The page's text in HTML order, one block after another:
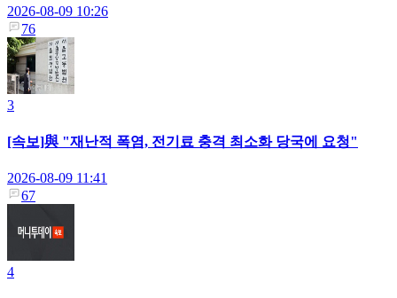
2026-08-09 10:26
76
3
[속보]與 "재난적 폭염, 전기료 충격 최소화 당국에 요청"
2026-08-09 11:41
67
4